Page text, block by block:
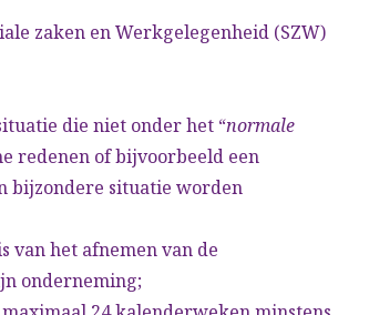
zaken en Werkgelegenheid (SZW)
die niet onder het “normale
redenen of bijvoorbeeld een
bijzondere situatie worden
van het afnemen van de
onderneming;